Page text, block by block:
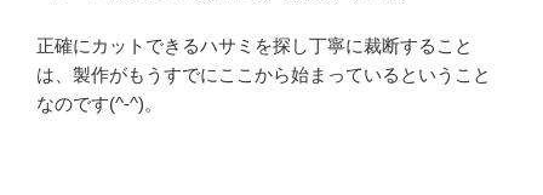
正確にカットできるハサミを探し丁寧に裁断すること
は、製作がもうすでにここから始まっているということ
なのです(^-^)。